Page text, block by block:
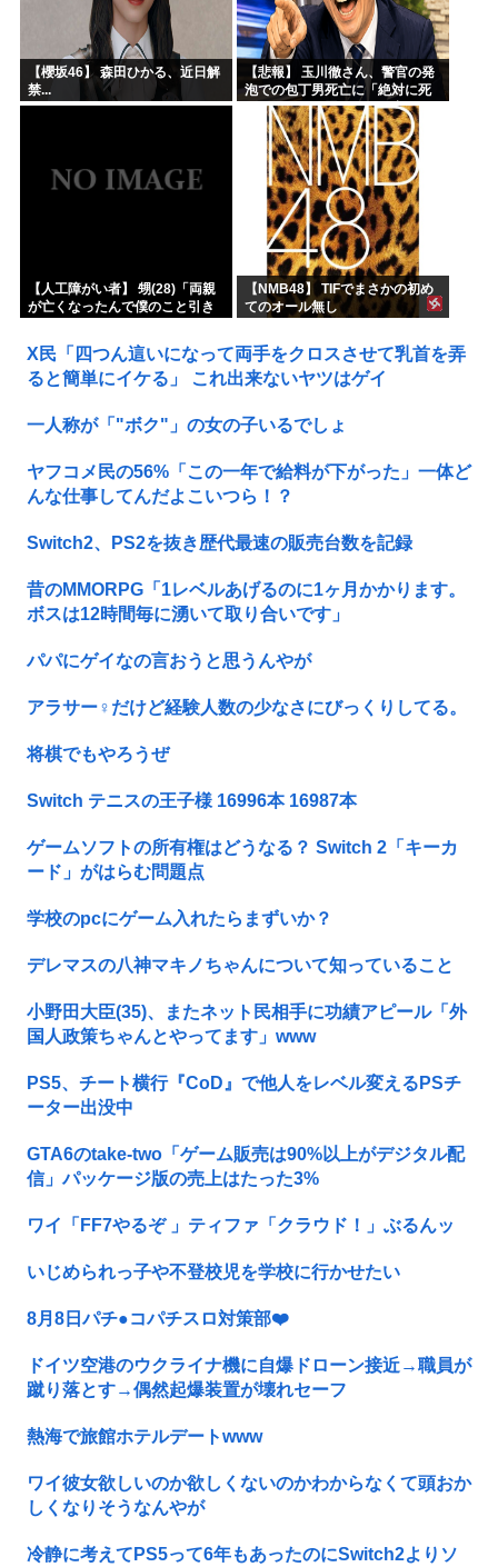
【櫻坂46】 森田ひかる、近日解
禁...
【悲報】 玉川徹さん、警官の発
泡での包丁男死亡に「絶対に死
刑にならない罪なのに警察が死
刑にした！」 → 元警官のマジレ
スがコチラ → ………
【人工障がい者】 甥(28)「両親
が亡くなったんで僕のこと引き
んでいい年したヒキニートを引
き取らなきゃいけないんだ...
【NMB48】 TIFでまさかの初め
てのオール無し
X民「四つん這いになって両手をクロスさせて乳首を弄
ると簡単にイケる」 これ出来ないヤツはゲイ
一人称が「"ボク"」の女の子いるでしょ
ヤフコメ民の56%「この一年で給料が下がった」一体ど
んな仕事してんだよこいつら！？
Switch2、PS2を抜き歴代最速の販売台数を記録
昔のMMORPG「1レベルあげるのに1ヶ月かかります。
ボスは12時間毎に湧いて取り合いです」
パパにゲイなの言おうと思うんやが
アラサー♀だけど経験人数の少なさにびっくりしてる。
将棋でもやろうぜ
Switch テニスの王子様 16996本 16987本
ゲームソフトの所有権はどうなる？ Switch 2「キーカ
ード」がはらむ問題点
学校のpcにゲーム入れたらまずいか？
デレマスの八神マキノちゃんについて知っていること
小野田大臣(35)、またネット民相手に功績アピール「外
国人政策ちゃんとやってます」www
PS5、チート横行『CoD』で他人をレベル変えるPSチ
ーター出没中
GTA6のtake-two「ゲーム販売は90%以上がデジタル配
信」パッケージ版の売上はたった3%
ワイ「FF7やるぞ 」ティファ「クラウド！」ぶるんッ
いじめられっ子や不登校児を学校に行かせたい
8月8日パチ●コパチスロ対策部❤️
ドイツ空港のウクライナ機に自爆ドローン接近→職員が
蹴り落とす→偶然起爆装置が壊れセーフ
熱海で旅館ホテルデートwww
ワイ彼女欲しいのか欲しくないのかわからなくて頭おか
しくなりそうなんやが
冷静に考えてPS5って6年もあったのにSwitch2よりソ